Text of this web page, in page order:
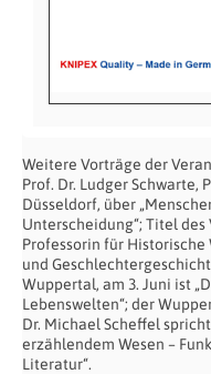
Weitere Vorträge der
Prof. Dr. Ludger Schwarte,
Düsseldorf, über
Unterscheidung“; Titel des
Professorin für
und
Wuppertal, am 3. Juni ist
Lebenswelten“; der
Dr. Michael Scheffel
erzählendem Wesen –
Literatur“.